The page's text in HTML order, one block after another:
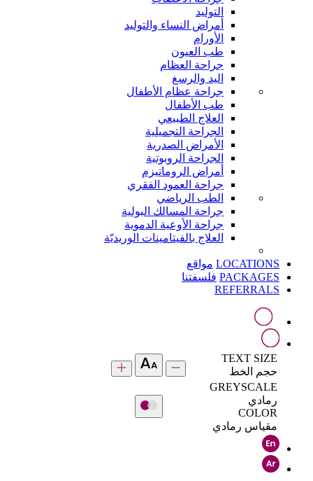
التوليد
أمراض النساء والتوليد
الأورام
طب العيون
جراحة العظام
اليد والرسغ
جراحة عظام الأطفال
طب الأطفال
العلاج الطبيعي
الجراحة التجميلية
الأمراض الصدرية
الجراحة الروبوتية
أمراض الروماتيزم
جراحة العمود الفقري
الطب الرياضي
جراحة المسالك البولية
جراحة الأوعية الدموية
العلاج بالفيتامينات الوريديّة
LOCATIONS مواقع
PACKAGES فلسفتنا
REFERRALS
TEXT SIZE
حجم الخط
GREYSCALE
رمادي
COLOR
مقياس رمادي